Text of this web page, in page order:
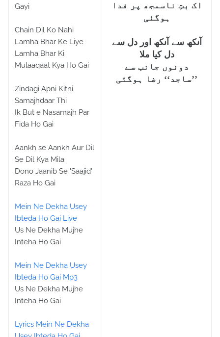
Gayi
Chain Dil Ko Nahi
Lamha Bhar Ke Liye
Lamha Bhar Ki
Mulaaqaat Kya Ho Gai
Zindagi Apni Kitni
Samajhdaar Thi
Ik But e Nasamajh Par
Fida Ho Gai
Aankh se Aankh Aur Dil
Se Dil Kya Mila
Dono Jaanib Se 'Saajid'
Raza Ho Gai
Mein Ne Dekha Usey
Ibteda Ho Gai Live
Us Ne Dekha Mujhe
Inteha Ho Gai
Mein Ne Dekha Usey
Ibteda Ho Gai Mp3
Us Ne Dekha Mujhe
Inteha Ho Gai
Lyrics Mein Ne Dekha
اک بتِ ناسمجھ پر فدا
ہوگئی
آنکھ سے آنکھ اور دل سے
دل کیا ملا
دونوں جانب سے
’’ساجد‘‘ رضا ہوگئی